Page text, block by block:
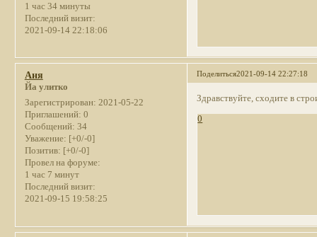
1 час 34 минуты
Последний визит:
2021-09-14 22:18:06
Поделиться2021-09-14 22:27:18
Аня
Йа улитко
Зарегистрирован: 2021-05-22
Приглашений: 0
Сообщений: 34
Уважение: [+0/-0]
Позитив: [+0/-0]
Провел на форуме:
1 час 7 минут
Последний визит:
2021-09-15 19:58:25
Здравствуйте, сходите в
0